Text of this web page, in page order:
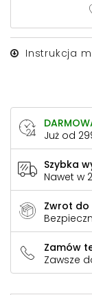
Instrukcja
Już od
Szybka
Nawet w
Zwrot do
Zamów
Zawsze